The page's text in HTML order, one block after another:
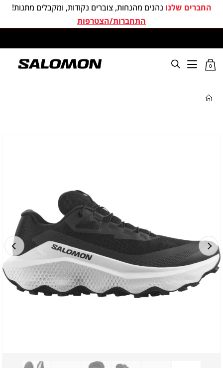
החברים שלנו נהנים מהנחות, צוברים נקודות, ומקבלים מתנות!
התחברות/הצטרפות
0